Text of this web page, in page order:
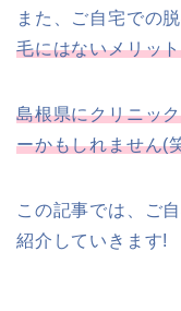
また、ご自宅での
毛にはないメリッ
島根県にクリニッ
ーかもしれません(
この記事では、ご
紹介していきます!